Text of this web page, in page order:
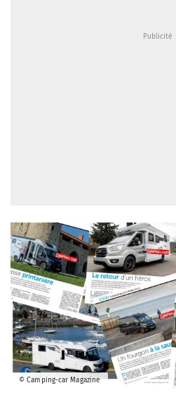
© Camping-car Magazine